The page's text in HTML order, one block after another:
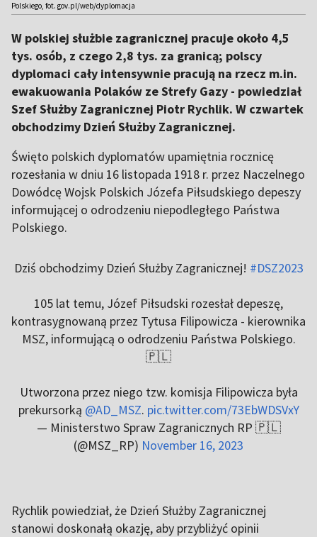
Polskiego, fot. gov.pl/web/dyplomacja
W polskiej służbie zagranicznej pracuje około 4,5
tys. osób, z czego 2,8 tys. za granicą; polscy
dyplomaci cały intensywnie pracują na rzecz m.in.
ewakuowania Polaków ze Strefy Gazy - powiedział
Szef Służby Zagranicznej Piotr Rychlik. W czwartek
obchodzimy Dzień Służby Zagranicznej.
Święto polskich dyplomatów upamiętnia rocznicę
rozesłania w dniu 16 listopada 1918 r. przez Naczelnego
Dowódcę Wojsk Polskich Józefa Piłsudskiego depeszy
informującej o odrodzeniu niepodległego Państwa
Polskiego.
Dziś obchodzimy Dzień Służby Zagranicznej! #DSZ2023
105 lat temu, Józef Piłsudski rozesłał depeszę,
kontrasygnowaną przez Tytusa Filipowicza - kierownika
MSZ, informującą o odrodzeniu Państwa Polskiego.
🇵🇱
Utworzona przez niego tzw. komisja Filipowicza była
prekursorką @AD_MSZ. pic.twitter.com/73EbWDSVxY
— Ministerstwo Spraw Zagranicznych RP 🇵🇱
(@MSZ_RP) November 16, 2023
Rychlik powiedział, że Dzień Służby Zagranicznej
stanowi doskonałą okazję, aby przybliżyć opinii